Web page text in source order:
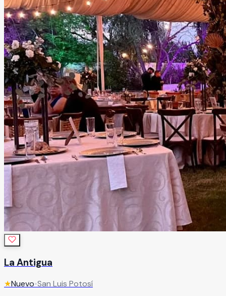
La Antigua
★Nuevo•San Luis Potosí